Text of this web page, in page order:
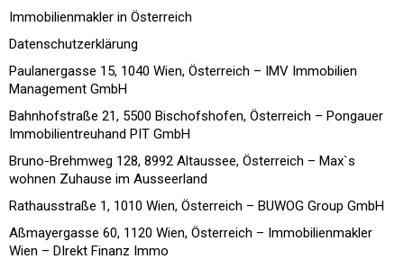
Immobilienmakler in Österreich
Datenschutzerklärung
Paulanergasse 15, 1040 Wien, Österreich – IMV Immobilien
Management GmbH
Bahnhofstraße 21, 5500 Bischofshofen, Österreich – Pongauer
Immobilientreuhand PIT GmbH
Bruno-Brehmweg 128, 8992 Altaussee, Österreich – Max`s
wohnen Zuhause im Ausseerland
Rathausstraße 1, 1010 Wien, Österreich – BUWOG Group GmbH
Aßmayergasse 60, 1120 Wien, Österreich – Immobilienmakler
Wien – DIrekt Finanz Immo